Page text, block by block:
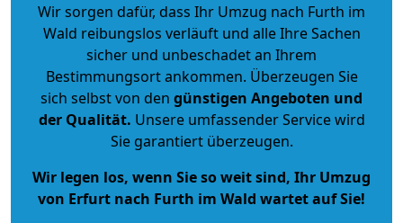
Wir sorgen dafür, dass Ihr Umzug nach Furth im
Wald reibungslos verläuft und alle Ihre Sachen
sicher und unbeschadet an Ihrem
Bestimmungsort ankommen. Überzeugen Sie
sich selbst von den günstigen Angeboten und
der Qualität. Unsere umfassender Service wird
Sie garantiert überzeugen.
Wir legen los, wenn Sie so weit sind, Ihr Umzug
von Erfurt nach Furth im Wald wartet auf Sie!